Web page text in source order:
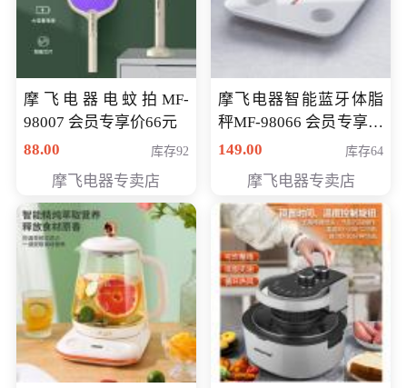
摩飞电器电蚊拍MF-
98007 会员专享价66元
88.00
库存92
摩飞电器专卖店
摩飞电器智能蓝牙体脂
秤MF-98066 会员专享价
98元
149.00 库存64
摩飞电器专卖店